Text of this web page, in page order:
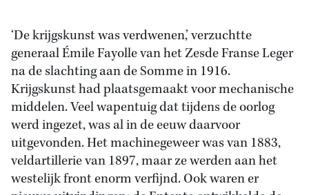
‘De krijgskunst was verdwenen,’ verzuchtte
generaal Émile Fayolle van het Zesde Franse Leger
na de slachting aan de Somme in 1916.
Krijgskunst had plaatsgemaakt voor mechanische
middelen. Veel wapentuig dat tijdens de oorlog
werd ingezet, was al in de eeuw daarvoor
uitgevonden. Het machinegeweer was van 1883,
veldartillerie van 1897, maar ze werden aan het
westelijk front enorm verfijnd. Ook waren er